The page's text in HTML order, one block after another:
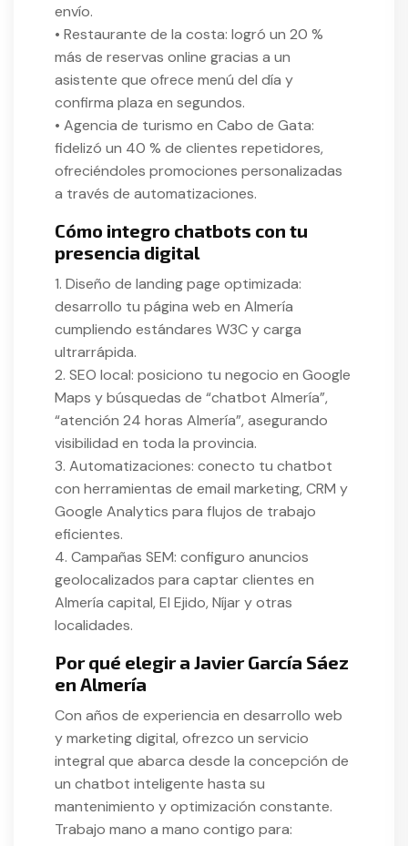
envío.
• Restaurante de la costa: logró un 20 %
más de reservas online gracias a un
asistente que ofrece menú del día y
confirma plaza en segundos.
• Agencia de turismo en Cabo de Gata:
fidelizó un 40 % de clientes repetidores,
ofreciéndoles promociones personalizadas
a través de automatizaciones.
Cómo integro chatbots con tu
presencia digital
1. Diseño de landing page optimizada:
desarrollo tu página web en Almería
cumpliendo estándares W3C y carga
ultrarrápida.
2. SEO local: posiciono tu negocio en Google
Maps y búsquedas de “chatbot Almería”,
“atención 24 horas Almería”, asegurando
visibilidad en toda la provincia.
3. Automatizaciones: conecto tu chatbot
con herramientas de email marketing, CRM y
Google Analytics para flujos de trabajo
eficientes.
4. Campañas SEM: configuro anuncios
geolocalizados para captar clientes en
Almería capital, El Ejido, Níjar y otras
localidades.
Por qué elegir a Javier García Sáez
en Almería
Con años de experiencia en desarrollo web
y marketing digital, ofrezco un servicio
integral que abarca desde la concepción de
un chatbot inteligente hasta su
mantenimiento y optimización constante.
Trabajo mano a mano contigo para: